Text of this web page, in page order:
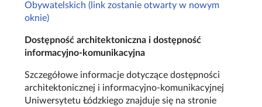
Obywatelskich (link zostanie otwarty w nowym
oknie)
Dostępność architektoniczna i dostępność
informacyjno-komunikacyjna
Szczegółowe informacje dotyczące dostępności
architektonicznej i informacyjno-komunikacyjnej
Uniwersytetu Łódzkiego znajduje się na stronie